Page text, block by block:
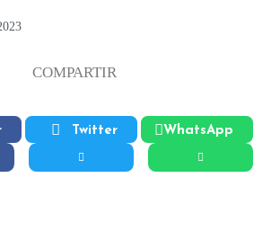
COMPARTIR
Twitter WhatsApp